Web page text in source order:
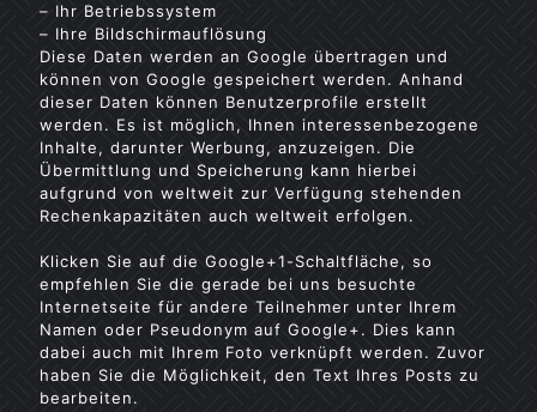
– Ihr Betriebssystem
– Ihre Bildschirmauflösung
Diese Daten werden an Google übertragen und
können von Google gespeichert werden. Anhand
dieser Daten können Benutzerprofile erstellt
werden. Es ist möglich, Ihnen interessenbezogene
Inhalte, darunter Werbung, anzuzeigen. Die
Übermittlung und Speicherung kann hierbei
aufgrund von weltweit zur Verfügung stehenden
Rechenkapazitäten auch weltweit erfolgen.
Klicken Sie auf die Google+1-Schaltfläche, so
empfehlen Sie die gerade bei uns besuchte
Internetseite für andere Teilnehmer unter Ihrem
Namen oder Pseudonym auf Google+. Dies kann
dabei auch mit Ihrem Foto verknüpft werden. Zuvor
haben Sie die Möglichkeit, den Text Ihres Posts zu
bearbeiten.